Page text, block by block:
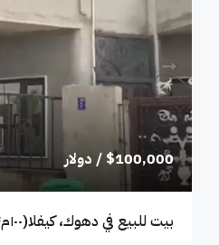
$100,000 / دولار
بيت للبيع في دهوك، كيفلا(١٠٠م²) السعر ١٠٠٬٠٠٠دولار